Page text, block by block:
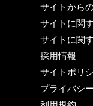
サイトから
サイトに関
サイトに関
採用情報
サイトポリ
プライバシ